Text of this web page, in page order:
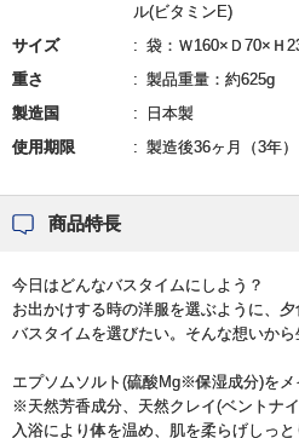
ル(ビタミンE)
サイズ
袋：Ｗ160×Ｄ70×Ｈ
重さ
製品重量：約625g
製造国
日本製
使用期限
製造後36ヶ月（3年）
商品特長
今日はどんなバスタイムにしよう？
お出かけする時の洋服を選ぶように、
バスタイムを選びたい。そんな想いから
エプソムソルト(硫酸Mg※保湿成分)を
※天然芳香成分、天然クレイ(ベントナ
入浴により体を温め、肌を柔らげしっ